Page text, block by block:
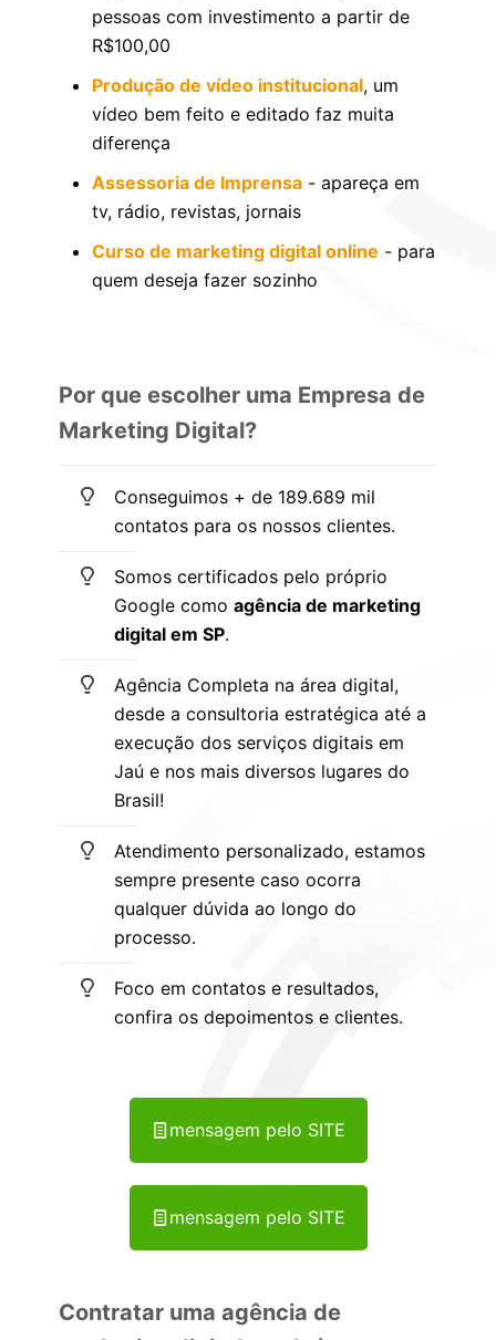
pessoas com investimento a partir de
R$100,00
Produção de vídeo institucional, um
vídeo bem feito e editado faz muita
diferença
Assessoria de Imprensa - apareça em
tv, rádio, revistas, jornais
Curso de marketing digital online - para
quem deseja fazer sozinho
Por que escolher uma Empresa de
Marketing Digital?
Conseguimos + de 189.689 mil
contatos para os nossos clientes.
Somos certificados pelo próprio
Google como agência de marketing
digital em SP.
Agência Completa na área digital,
desde a consultoria estratégica até a
execução dos serviços digitais em
Jaú e nos mais diversos lugares do
Brasil!
Atendimento personalizado, estamos
sempre presente caso ocorra
qualquer dúvida ao longo do
processo.
Foco em contatos e resultados,
confira os depoimentos e clientes.
mensagem pelo SITE
mensagem pelo SITE
Contratar uma agência de